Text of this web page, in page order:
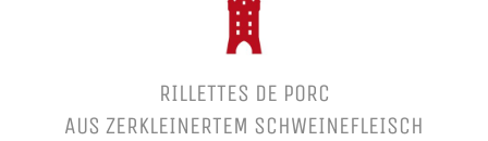
RILLETTES DE PORC
AUS ZERKLEINERTEM SCHWEINEFLEISCH